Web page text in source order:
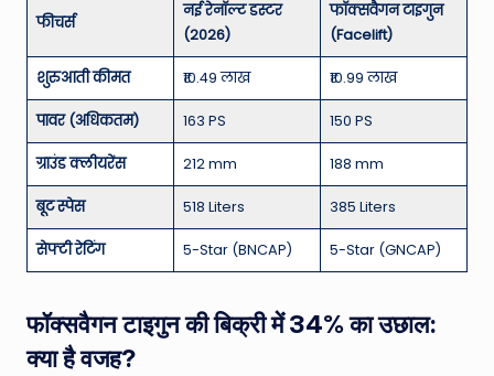
फीचर्स
नई रेनॉल्ट डस्टर
(2026)
फॉक्सवैगन टाइगुन
(Facelift)
शुरुआती कीमत ₹10.49 लाख ₹10.99 लाख
पावर (अधिकतम) 163 PS 150 PS
ग्राउंड क्लीयरेंस 212 mm 188 mm
बूट स्पेस 518 Liters 385 Liters
सेफ्टी रेटिंग 5-Star (BNCAP) 5-Star (GNCAP)
फॉक्सवैगन टाइगुन की बिक्री में 34% का उछाल:
क्या है वजह?